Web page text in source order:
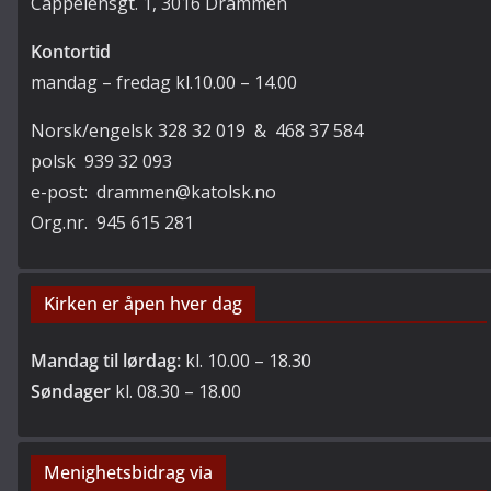
Kontortid
mandag – fredag kl.10.00 – 14.00
Norsk/engelsk 328 32 019 & 468 37 584
polsk 939 32 093
e-post: drammen@katolsk.no
Org.nr. 945 615 281
Kirken er åpen hver dag
Mandag til lørdag: kl. 10.00 – 18.30
Søndager kl. 08.30 – 18.00
Menighetsbidrag via